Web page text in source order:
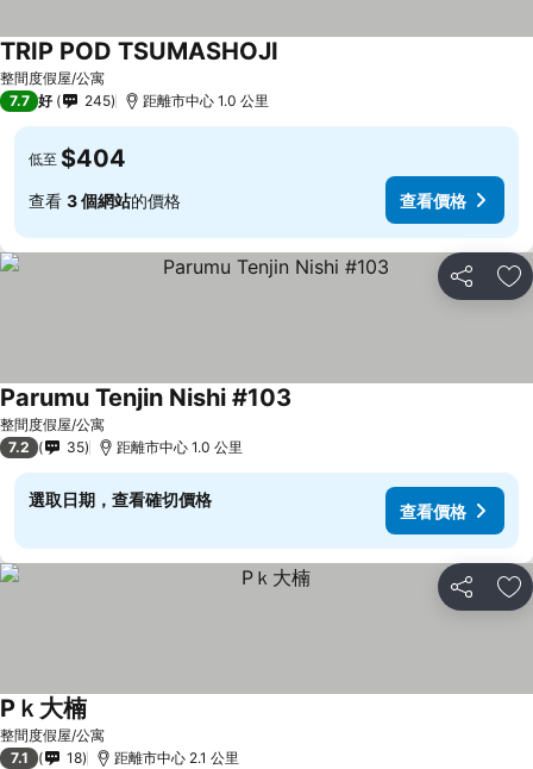
整間度假屋/公寓
TRIP POD TSUMASHOJI
7.7 好 245 距離市中心 1.0 公里
低至 $404
查看 3 個網站的價格 查看價格
分享 放
整間度假屋/公寓
Parumu Tenjin Nishi #103
7.2 35 距離市中心 1.0 公里
選取日期，查看確切價格
查看價格
分享 放
整間度假屋/公寓
Pｋ大楠
7.1 18 距離市中心 2.1 公里